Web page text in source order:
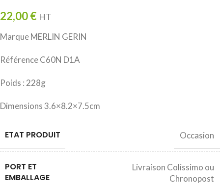
22,00€ HT
Marque MERLIN GERIN
Référence C60N D1A
Poids : 228g
Dimensions 3.6×8.2×7.5cm
ETAT PRODUIT Occasion
PORT ET
EMBALLAGE
Livraison Colissimo ou
Chronopost